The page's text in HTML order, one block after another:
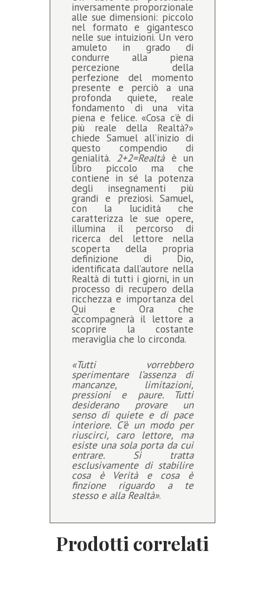
inversamente proporzionale
alle sue dimensioni: piccolo
nel formato e gigantesco
nelle sue intuizioni. Un vero
amuleto in grado di
condurre alla piena
percezione della
perfezione del momento
presente e perciò a una
profonda quiete, reale
fondamento di una vita
piena e felice. «Cosa c’è di
più reale della Realtà?»
chiede Samuel all’inizio di
questo compendio di
genialità. 2+2=Realtàè un
libro piccolo ma che
contiene in sé la potenza
degli insegnamenti più
grandi e preziosi. Samuel,
con la lucidità che
caratterizza le sue opere,
illumina il percorso di
ricerca del lettore nella
scoperta della propria
definizione di Dio,
identificata dall’autore nella
Realtà di tutti i giorni, in un
processo di recupero della
ricchezza e importanza del
Qui e Ora che
accompagnerà il lettore a
scoprire la costante
meraviglia che lo circonda.
«Tutti vorrebbero
sperimentare l’assenza di
mancanze, limitazioni,
pressioni e paure. Tutti
desiderano provare un
senso di quiete e di pace
interiore. C’è un modo per
riuscirci, caro lettore, ma
esiste una sola porta da cui
entrare. Si tratta
esclusivamente di stabilire
cosa è Verità e cosa è
finzione riguardo a te
stesso e alla Realtà».
Prodotti correlati